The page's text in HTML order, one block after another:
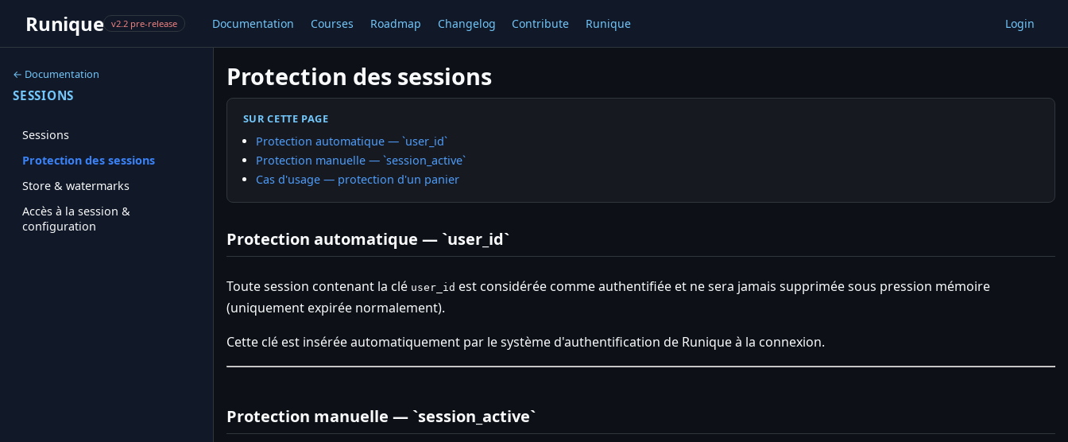
Runique v2.2 pre-release Documentation Courses Roadmap Changelog Contribute Runique Login
← Documentation
SESSIONS
Sessions
Protection des sessions
Store & watermarks
Accès à la session &
configuration
Protection des sessions
SUR CETTE PAGE
Protection automatique — `user_id`
Protection manuelle — `session_active`
Cas d'usage — protection d'un panier
Protection automatique — `user_id`
Toute session contenant la clé user_id est considérée comme authentifiée et ne sera jamais supprimée sous pression mémoire
(uniquement expirée normalement).
Cette clé est insérée automatiquement par le système d'authentification de Runique à la connexion.
Protection manuelle — `session_active`